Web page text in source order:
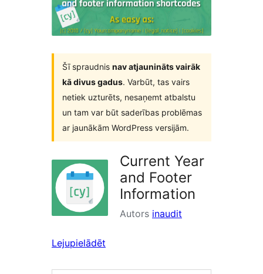
Šī spraudnis nav atjaunināts vairāk
kā divus gadus. Varbūt, tas vairs
netiek uzturēts, nesaņemt atbalstu
un tam var būt saderības problēmas
ar jaunākām WordPress versijām.
Current Year
and Footer
Information
Autors inaudit
Lejupielādēt